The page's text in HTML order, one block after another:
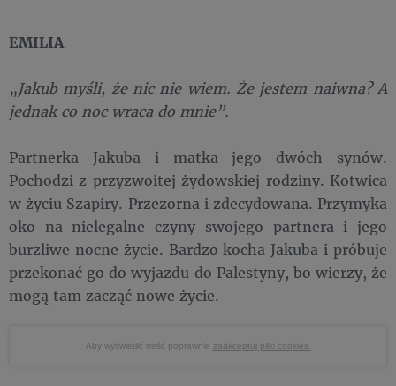
EMILIA
„Jakub myśli, że nic nie wiem. Że jestem naiwna? A
jednak co noc wraca do mnie”.
Partnerka Jakuba i matka jego dwóch synów.
Pochodzi z przyzwoitej żydowskiej rodziny. Kotwica
w życiu Szapiry. Przezorna i zdecydowana. Przymyka
oko na nielegalne czyny swojego partnera i jego
burzliwe nocne życie. Bardzo kocha Jakuba i próbuje
przekonać go do wyjazdu do Palestyny, bo wierzy, że
mogą tam zacząć nowe życie.
Aby wyświetlić treść poprawnie zaakceptuj pliki cookies.